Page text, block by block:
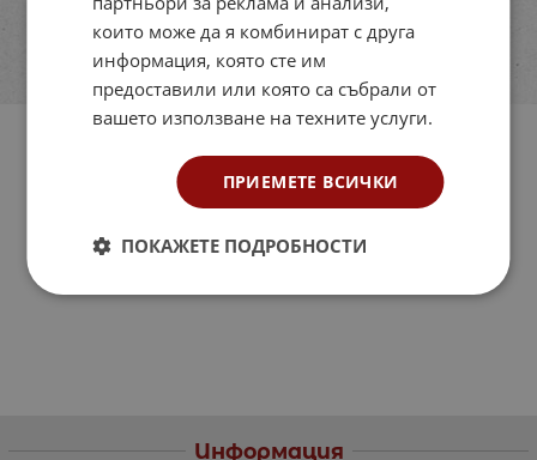
Информация
които може да я комбинират с друга
информация, която сте им
предоставили или която са събрали от
вашето използване на техните услуги.
ПРИЕМЕТЕ ВСИЧКИ
ПОКАЖЕТЕ ПОДРОБНОСТИ